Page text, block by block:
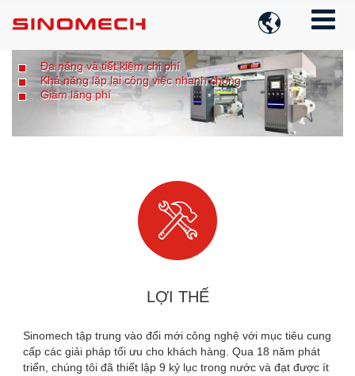

Đa năng và tiết kiệm chi phí
Khả năng lặp lại công việc nhanh chóng
Giảm lãng phí

LỢI THẾ
Sinomech tập trung vào đổi mới công nghệ với mục tiêu cung
cấp các giải pháp tối ưu cho khách hàng. Qua 18 năm phát
triển, chúng tôi đã thiết lập 9 kỷ lục trong nước và đạt được ít